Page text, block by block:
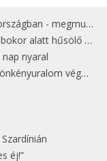
a 15 legjobbat
cicát Kisorosziban
nyaral
végét jelentette
éj!”